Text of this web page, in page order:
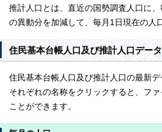
推計人口とは、直近の国勢調査人口に
の異動分を加減して、毎月1日現在の人
住民基本台帳人口及び推計人口データ
住民基本台帳人口及び推計人口の最新デ
それぞれの名称をクリックすると、フ
ことができます。